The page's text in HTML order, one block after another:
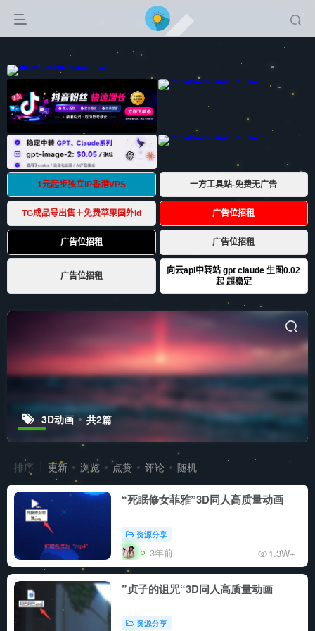
3D动画 共2篇
排序 更新 浏览 点赞 评论 随机
“死眠修女菲雅”3D同人高质量动画
资源分享
3年前 1.3W+
”贞子的诅咒“3D同人高质量动画
资源分享